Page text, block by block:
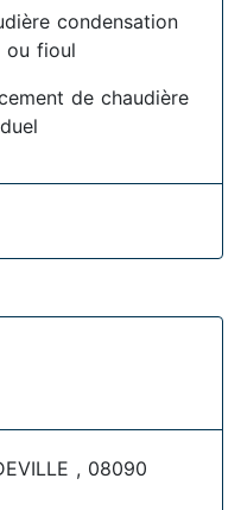
condensation
ou fioul
de chaudière
, 08090